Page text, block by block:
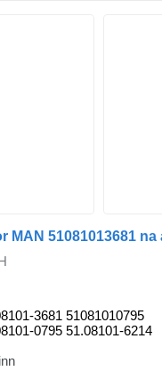
MAN 51081013681 na
3681 51081010795
0795 51.08101-6214